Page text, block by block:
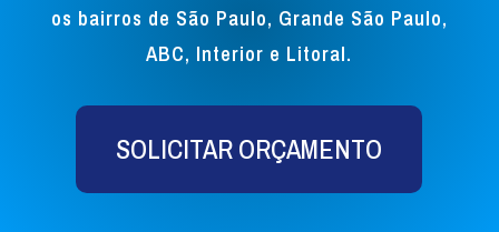
os bairros de São Paulo, Grande São Paulo,
ABC, Interior e Litoral.
SOLICITAR ORÇAMENTO